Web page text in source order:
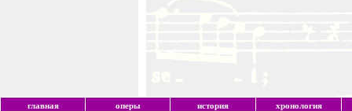
главная оперы история хронология